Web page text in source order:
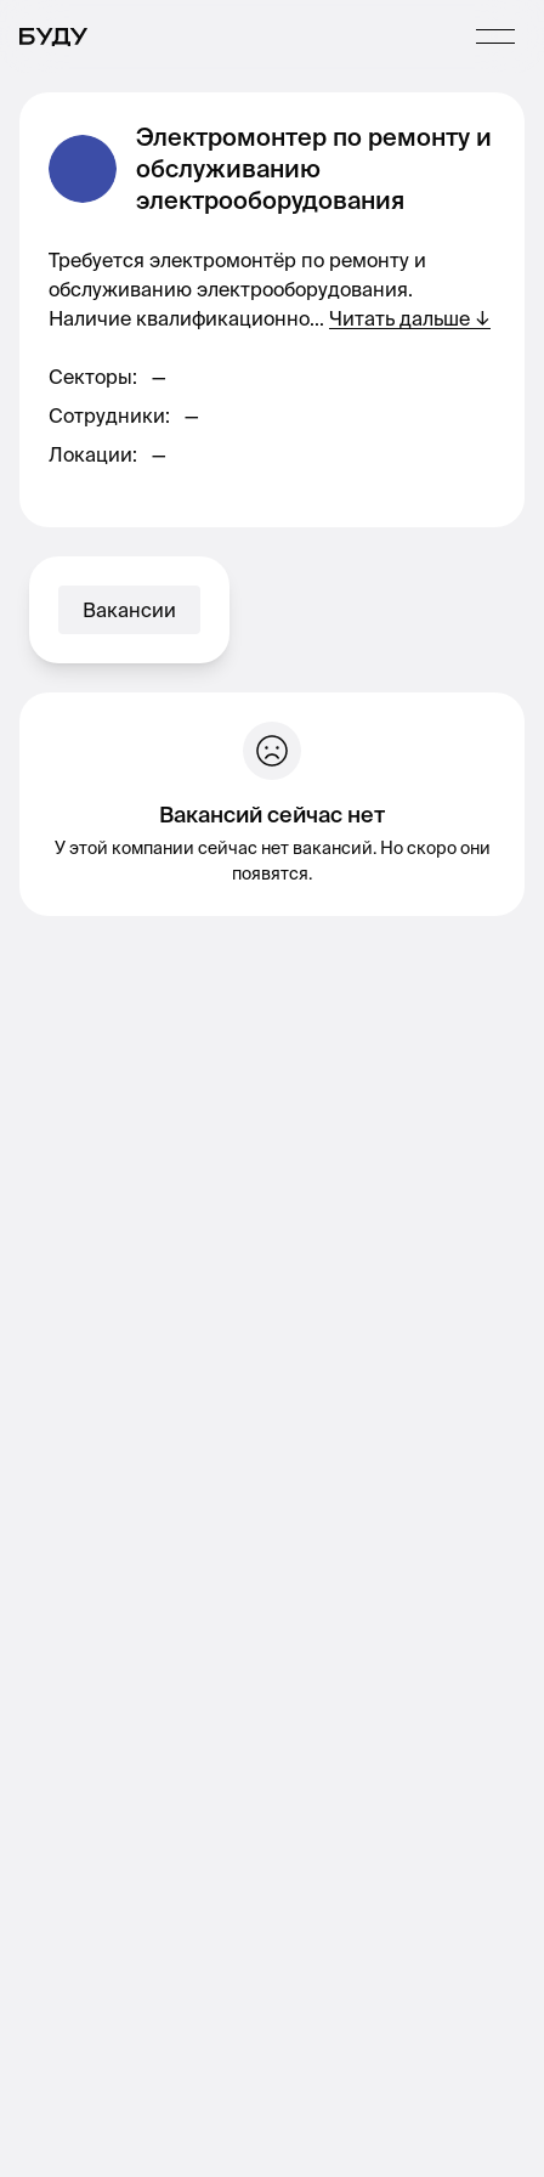
Электромонтер по ремонту и
обслуживанию
электрооборудования
Требуется электромонтёр по ремонту и
обслуживанию электрооборудования.
Наличие квалификационно... Читать дальше ↓
Секторы:
—
Сотрудники:
—
Локации: —
Вакансии
Вакансий сейчас нет
У этой компании сейчас нет вакансий. Но скоро они
появятся.